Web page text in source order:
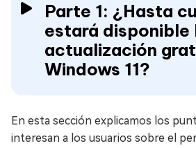
Parte 1: ¿Hasta
estará disponible
actualización
Windows 11?
En esta sección explicamos los
interesan a los usuarios sobre el